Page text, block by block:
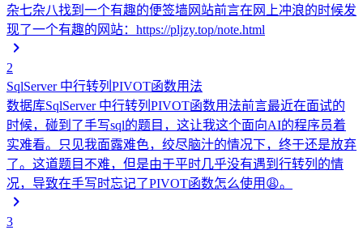
杂七杂八找到一个有趣的便签墙网站前言在网上冲浪的时候发
现了一个有趣的网站：https://pljzy.top/note.html
2
SqlServer 中行转列PIVOT函数用法
数据库SqlServer 中行转列PIVOT函数用法前言最近在面试的
时候，碰到了手写sql的题目，这让我这个面向AI的程序员着
实难看。只见我面露难色，绞尽脑汁的情况下，终于还是放弃
了。这道题目不难，但是由于平时几乎没有遇到行转列的情
况，导致在手写时忘记了PIVOT函数怎么使用😩。
3